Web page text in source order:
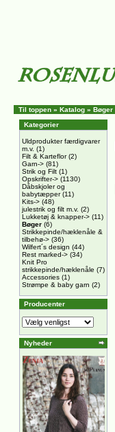
Til toppen » Katalog » Bøger
Kategorier
Uldprodukter færdigvarer
m.v. (1)
Filt & Karteflor(2)
Garn-> (81)
Strik og Filt (1)
Opskrifter-> (1130)
Dåbskjoler og
babytæpper(11)
Kits-> (48)
julestrik og filt m.v. (2)
Lukketøj & knapper-> (11)
Bøger (6)
Strikkepinde/hæklenåle &
tilbehø-> (36)
Wilfert´s design (44)
Rest marked-> (34)
Knit Pro
strikkepinde/hæklenåle (7)
Accessories (1)
Strømpe & baby garn (2)
Producenter
Nyheder